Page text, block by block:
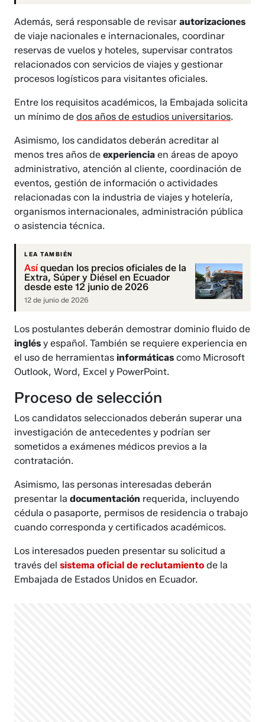
Además, será responsable de revisarautorizaciones
de viaje nacionales e internacionales, coordinar
reservas de vuelos y hoteles, supervisar contratos
relacionados con servicios de viajes y gestionar
procesos logísticos para visitantes oficiales.
Entre los requisitos académicos, la Embajada solicita
un mínimo dedos años de estudios universitarios.
Asimismo, los candidatos deberán acreditar al
menos tres años deexperiencia en áreas de apoyo
administrativo, atención al cliente, coordinación de
eventos, gestión de información o actividades
relacionadas con la industria de viajes y hotelería,
organismos internacionales, administración pública
o asistencia técnica.
LEA TAMBIÉN
Asíquedan los precios oficiales de la
Extra, Súper y Diésel en Ecuador
desde este 12 junio de 2026
12 de junio de 2026
Los postulantes deberán demostrar dominio fluido de
inglés y español. También se requiere experiencia en
el uso de herramientasinformáticas como Microsoft
Outlook, Word, Excel y PowerPoint.
Proceso de selección
Los candidatos seleccionados deberán superar una
investigación de antecedentes y podrían ser
sometidos a exámenes médicos previos a la
contratación.
Asimismo, las personas interesadas deberán
presentar ladocumentación requerida, incluyendo
cédula o pasaporte, permisos de residencia o trabajo
cuando corresponda y certificados académicos.
Los interesados pueden presentar su solicitud a
través delsistema oficial de reclutamiento de la
Embajada de Estados Unidos en Ecuador.